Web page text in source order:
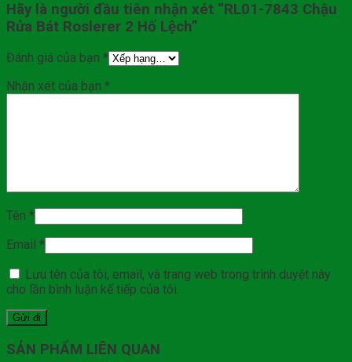
Hãy là người đầu tiên nhận xét “RL01-7843 Chậu
Rửa Bát Roslerer 2 Hố Lệch”
Đánh giá của bạn *
Nhận xét của bạn *
Tên *
Email *
Lưu tên của tôi, email, và trang web trong trình duyệt này
cho lần bình luận kế tiếp của tôi.
SẢN PHẨM LIÊN QUAN